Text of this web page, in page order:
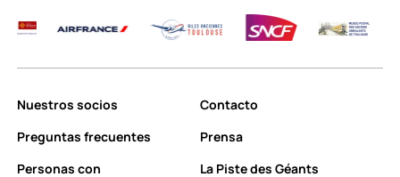
Nuestros socios
Contacto
Preguntas frecuentes
Prensa
Personas con
La Piste des Géants